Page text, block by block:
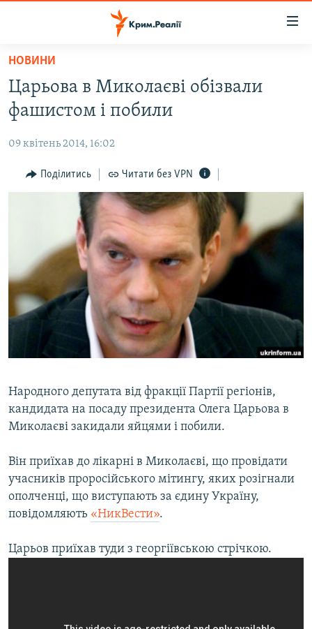
Перейти
основного
матеріалу
Перейти
до
навігації
Перейти
ВОДА.КРИМ
ВІДЕО ТА ФОТО
ПОЛІТИКА
БЛОГИ
ВСЕ ЗА ДЕНЬ
СПЕЦПРОЕКТИ
ДЕПОРТАЦІЯ
ВІДЕОУРОКИ «ELIFBE»
СВІДЧЕННЯ ОКУПАЦІЇ
ІНФОГРАФІКА
ЯК ОБІЙТИ БЛОКУВАННЯ
Qırımtatar
ДОЛУЧАЙСЯ!
Усі сайти RFE/RL
НОВИНИ
Царьова в Миколаєві обізвали
фашистом і побили
09 квітень 2014, 16:02
Поділитись Читати без VPN
Народного депутата від фракції Партії регіонів,
кандидата на посаду президента Олега Царьова в
Миколаєві закидали яйцями і побили.
Він приїхав до лікарні в Миколаєві, що провідати
учасників проросійського мітингу, яких розігнали
ополченці, що виступають за єдину Україну,
повідомляють «НикВести».
Царьов приїхав туди з георгіївською стрічкою.